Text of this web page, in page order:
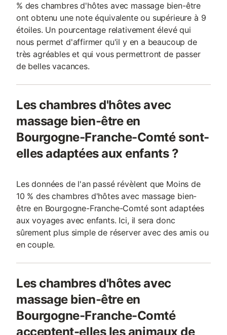
% des chambres d'hôtes avec massage bien-être
ont obtenu une note équivalente ou supérieure à 9
étoiles. Un pourcentage relativement élevé qui
nous permet d'affirmer qu'il y en a beaucoup de
très agréables et qui vous permettront de passer
de belles vacances.
Les chambres d'hôtes avec
massage bien-être en
Bourgogne-Franche-Comté sont-
elles adaptées aux enfants ?
Les données de l'an passé révèlent que Moins de
10 % des chambres d'hôtes avec massage bien-
être en Bourgogne-Franche-Comté sont adaptées
aux voyages avec enfants. Ici, il sera donc
sûrement plus simple de réserver avec des amis ou
en couple.
Les chambres d'hôtes avec
massage bien-être en
Bourgogne-Franche-Comté
acceptent-elles les animaux de